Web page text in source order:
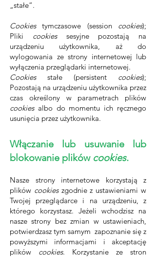
„stałe”.
Cookiestymczasowe (session cookies);
Pliki cookies sesyjne pozostają na
urządzeniu użytkownika, aż do
wylogowania ze strony internetowej lub
wyłączenia przeglądarki internetowej.
Cookies stałe (persistent cookies);
Pozostają na urządzeniu użytkownika przez
czas określony w parametrach plików
cookiesalbo do momentu ich ręcznego
usunięcia przez użytkownika.
Włączanie lub usuwanie lub
blokowanie plików cookies.
Nasze strony internetowe korzystają z
plików cookies zgodnie z ustawieniami w
Twojej przeglądarce i na urządzeniu, z
którego korzystasz. Jeżeli wchodzisz na
nasze strony bez zmian w ustawieniach,
potwierdzasz tym samym zapoznanie się z
powyższymi informacjami i akceptację
plików cookies. Korzystanie ze stron